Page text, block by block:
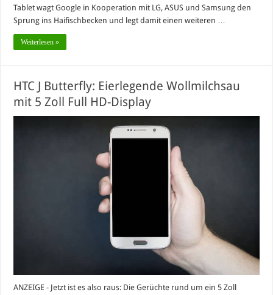
Tablet wagt Google in Kooperation mit LG, ASUS und Samsung den
Sprung ins Haifischbecken und legt damit einen weiteren …
Weiterlesen »
HTC J Butterfly: Eierlegende Wollmilchsau
mit 5 Zoll Full HD-Display
ANZEIGE - Jetzt ist es also raus: Die Gerüchte rund um ein 5 Zoll